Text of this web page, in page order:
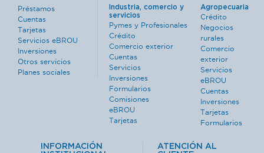
Préstamos
Cuentas
Tarjetas
Servicios eBROU
Inversiones
Otros servicios
Planes sociales
Industria, comercio y
servicios
Pymes y Profesionales
Crédito
Comercio exterior
Cuentas
Servicios
Inversiones
Formularios
Comisiones
eBROU
Tarjetas
Agropecuaria
Crédito
Negocios
rurales
Comercio
exterior
Servicios
eBROU
Cuentas
Inversiones
Tarjetas
Formularios
INFORMACIÓN
ATENCIÓN AL